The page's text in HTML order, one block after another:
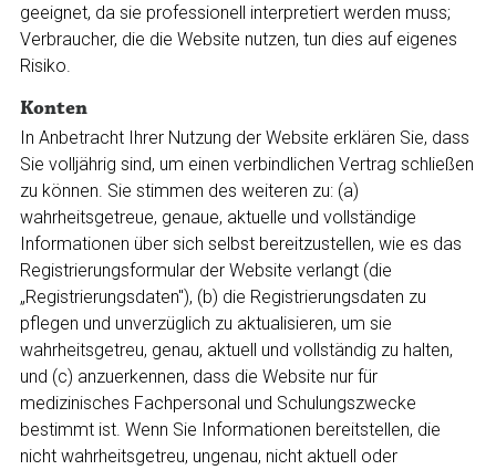
geeignet, da sie professionell interpretiert werden muss;
Verbraucher, die die Website nutzen, tun dies auf eigenes
Risiko.
Konten
In Anbetracht Ihrer Nutzung der Website erklären Sie, dass
Sie volljährig sind, um einen verbindlichen Vertrag schließen
zu können. Sie stimmen des weiteren zu: (a)
wahrheitsgetreue, genaue, aktuelle und vollständige
Informationen über sich selbst bereitzustellen, wie es das
Registrierungsformular der Website verlangt (die
„Registrierungsdaten"), (b) die Registrierungsdaten zu
pflegen und unverzüglich zu aktualisieren, um sie
wahrheitsgetreu, genau, aktuell und vollständig zu halten,
und (c) anzuerkennen, dass die Website nur für
medizinisches Fachpersonal und Schulungszwecke
bestimmt ist. Wenn Sie Informationen bereitstellen, die
nicht wahrheitsgetreu, ungenau, nicht aktuell oder